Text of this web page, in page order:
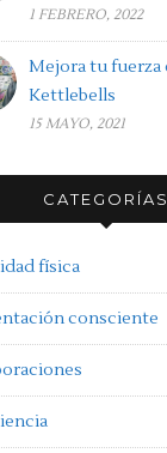
1 FEBRERO, 2022
Mejora tu fuerza
Kettlebells
15 MAYO, 2021
CATEGORÍAS
física
consciente